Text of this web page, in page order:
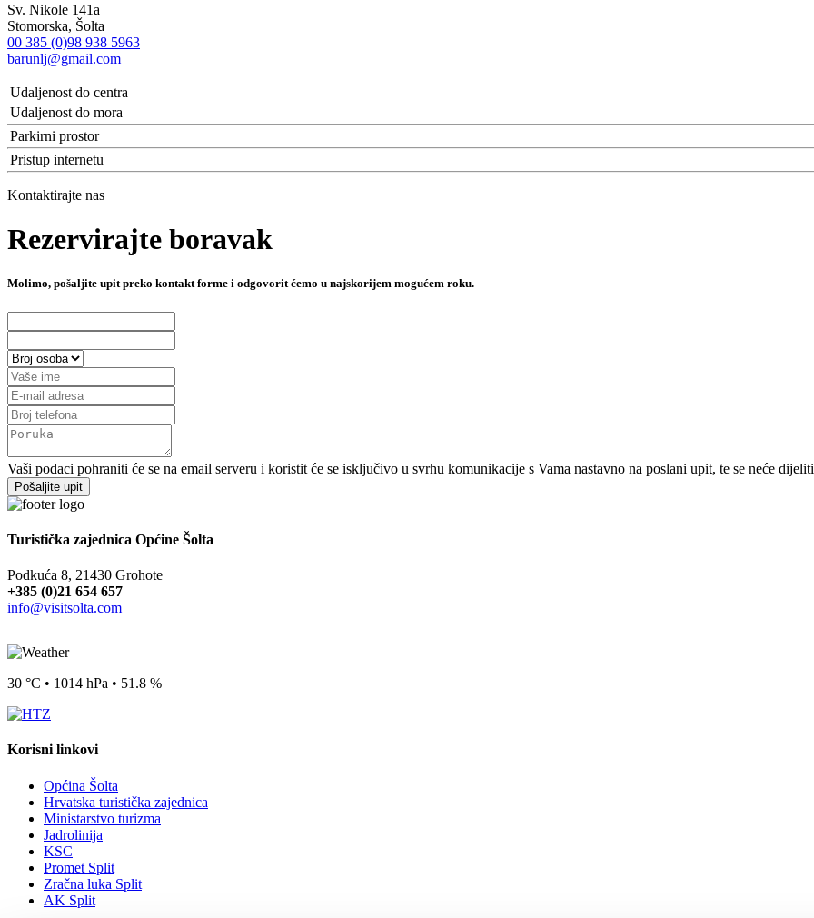
Sv. Nikole 141a
Stomorska, Šolta
00 385 (0)98 938 5963
barunlj@gmail.com
Udaljenost do centra
Udaljenost do mora
Parkirni prostor
Pristup internetu
Kontaktirajte nas
Rezervirajte boravak
Molimo, pošaljite upit preko kontakt forme i odgovorit ćemo u najskorijem mogućem roku.
Vaši podaci pohraniti će se na email serveru i koristit će se isključivo u svrhu komunikacije s Vama nastavno na poslani upit, te se neće
Pošaljite upit
Turistička zajednica Općine Šolta
Podkuća 8, 21430 Grohote
+385 (0)21 654 657
info@visitsolta.com
30 °C • 1014 hPa • 51.8 %
Korisni linkovi
Općina Šolta
Hrvatska turistička zajednica
Ministarstvo turizma
Jadrolinija
KSC
Promet Split
Zračna luka Split
AK Split